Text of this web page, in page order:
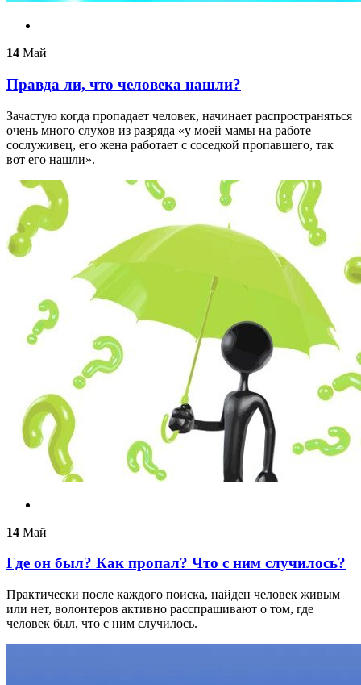
14 Май
Правда ли, что человека нашли?
Зачастую когда пропадает человек, начинает распространяться
очень много слухов из разряда «у моей мамы на работе
сослуживец, его жена работает с соседкой пропавшего, так
вот его нашли».
14 Май
Где он был? Как пропал? Что с ним случилось?
Практически после каждого поиска, найден человек живым
или нет, волонтеров активно расспрашивают о том, где
человек был, что с ним случилось.